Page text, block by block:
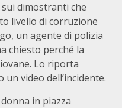
dimostranti che
livello di corruzione
un agente di polizia
chiesto perché la
Lo riporta
un video dell’incidente.
in piazza